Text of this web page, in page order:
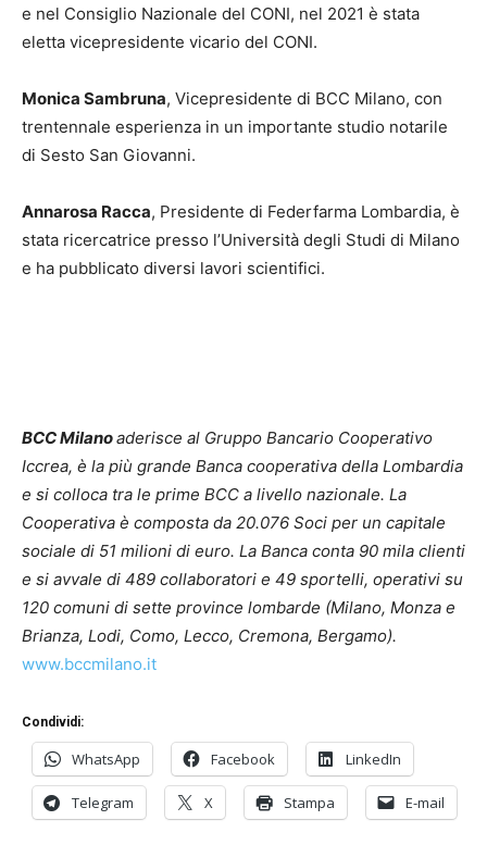
e nel Consiglio Nazionale del CONI, nel 2021 è stata
eletta vicepresidente vicario del CONI.
Monica Sambruna, Vicepresidente di BCC Milano, con
trentennale esperienza in un importante studio notarile
di Sesto San Giovanni.
Annarosa Racca, Presidente di Federfarma Lombardia, è
stata ricercatrice presso l’Università degli Studi di Milano
e ha pubblicato diversi lavori scientifici.
BCC Milanoaderisce al Gruppo Bancario Cooperativo
Iccrea, è la più grande Banca cooperativa della Lombardia
e si colloca tra le prime BCC a livello nazionale. La
Cooperativa è composta da 20.076 Soci per un capitale
sociale di 51 milioni di euro. La Banca conta 90 mila clienti
e si avvale di 489 collaboratori e 49 sportelli, operativi su
120 comuni di sette province lombarde (Milano, Monza e
Brianza, Lodi, Como, Lecco, Cremona, Bergamo).
www.bccmilano.it
Condividi:
WhatsApp Facebook LinkedIn
Telegram X Stampa E-mail